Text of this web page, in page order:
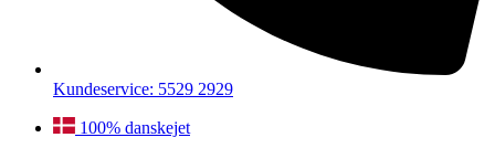
Kundeservice: 5529 2929
100% danskejet